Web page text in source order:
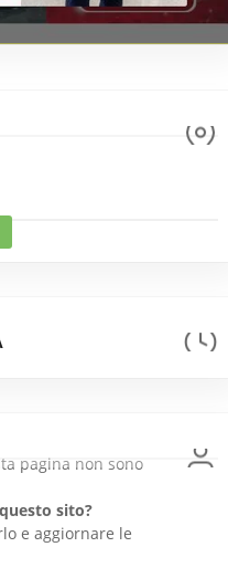
pagina non sono
sito?
e aggiornare le